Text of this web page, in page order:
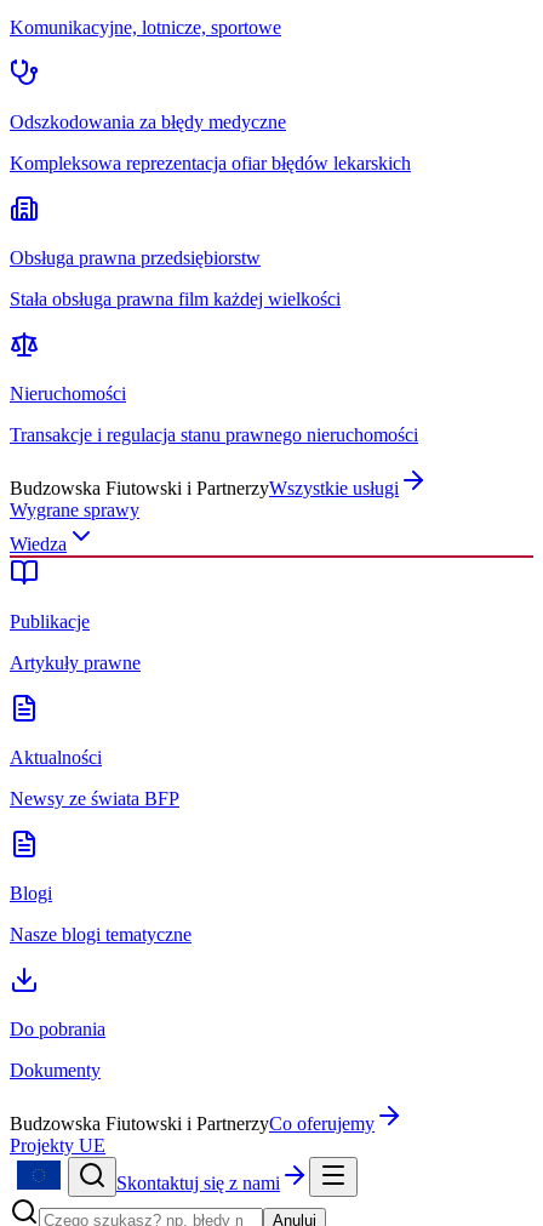
Komunikacyjne, lotnicze, sportowe
Odszkodowania za błędy medyczne
Kompleksowa reprezentacja ofiar błędów lekarskich
Obsługa prawna przedsiębiorstw
Stała obsługa prawna film każdej wielkości
Nieruchomości
Transakcje i regulacja stanu prawnego nieruchomości
Budzowska Fiutowski i PartnerzyWszystkie usługi
Wygrane sprawy
Wiedza
Publikacje
Artykuły prawne
Aktualności
Newsy ze świata BFP
Blogi
Nasze blogi tematyczne
Do pobrania
Dokumenty
Budzowska Fiutowski i PartnerzyCo oferujemy
Projekty UE
Skontaktuj się z nami
Anuluj